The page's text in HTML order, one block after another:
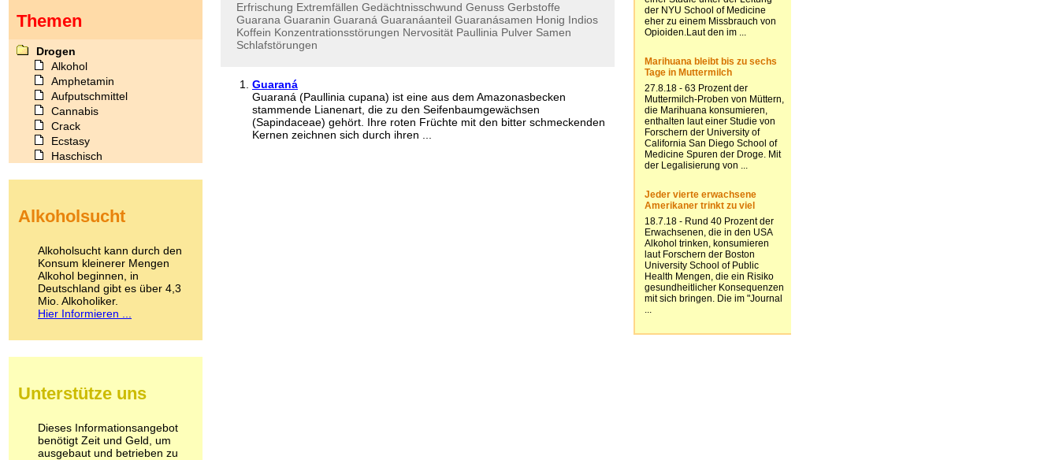
Erfrischung Extremfällen Gedächtnisschwund Genuss Gerbstoffe
Guarana Guaranin Guaraná Guaranáanteil Guaranásamen Honig Indios
Koffein Konzentrationsstörungen Nervosität Paullinia Pulver Samen
Schlafstörungen
Guaraná
Guaraná (Paullinia cupana) ist eine aus dem Amazonasbecken
stammende Lianenart, die zu den Seifenbaumgewächsen
(Sapindaceae) gehört. Ihre roten Früchte mit den bitter schmeckenden
Kernen zeichnen sich durch ihren ...
Themen
Drogen
Alkohol
Amphetamin
Aufputschmittel
Cannabis
Crack
Ecstasy
Haschisch
Kokain
LSD
Marihuana
Medikamente
Meskalin
Metamphetamin
Methadon
Pilze
Psychopharmaka
Schlafmittel
Schmerzmittel
Alkoholsucht
Alkoholsucht kann durch den
Konsum kleinerer Mengen
Alkohol beginnen, in
Deutschland gibt es über 4,3
Mio. Alkoholiker.
Hier Informieren ...
Unterstütze uns
Dieses Informationsangebot
benötigt Zeit und Geld, um
ausgebaut und betrieben zu